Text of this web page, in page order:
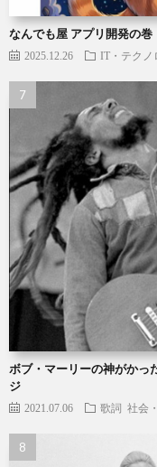
なんでも屋 アプリ開発の巻
2025.12.26 IT・テクノ
ボブ・マーリーの神がかっ
ジ
2021.07.06 歌詞 社会